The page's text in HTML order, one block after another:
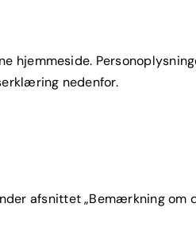
hjemmeside.
nedenfor.
afsnittet „Bemærkning om